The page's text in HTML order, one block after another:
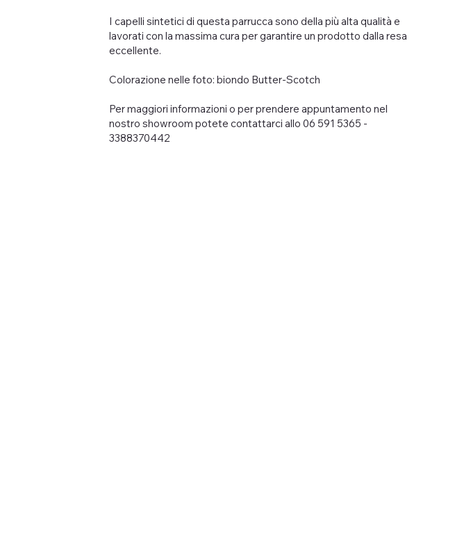
I capelli sintetici di questa parrucca sono della più alta qualità e
lavorati con la massima cura per garantire un prodotto dalla resa
eccellente.
Colorazione nelle foto: biondo Butter-Scotch
Per maggiori informazioni o per prendere appuntamento nel
nostro showroom potete contattarci allo 06 591 5365 -
3388370442